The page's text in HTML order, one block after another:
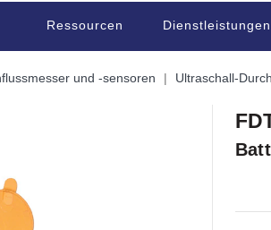
Ressourcen Dienstleistungen
und -sensoren Ultraschall-